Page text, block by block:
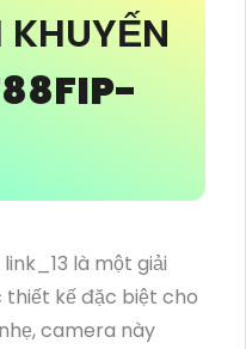
KHUYẾN
là một giải
kế đặc biệt cho
camera này